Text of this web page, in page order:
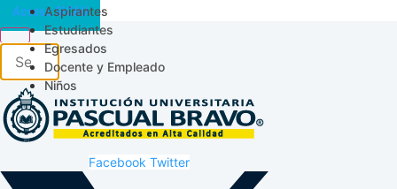
Aspirantes
Estudiantes
Egresados
Docente y Empleado
Niños
Acceso SICAU
Facebook Twitter